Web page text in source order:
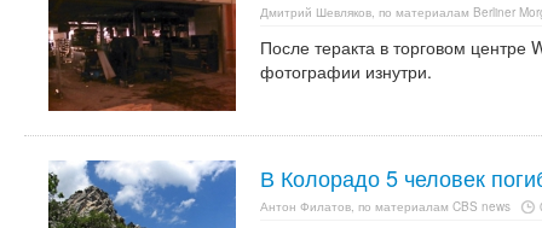
Дмитрий Шевляков, по материалам Berliner
После теракта в торговом центре
фотографии изнутри.
В Колорадо 5 человек
Антон Филатов, по материалам CBS news